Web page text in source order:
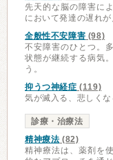
先天的な脳の障害に
において発達の遅れが
全般性不安障害 (98)
不安障害のひとつ。
状態が継続する病気
う。
抑うつ神経症 (119)
気が滅入る、悲しく
診療・治療法
精神療法 (82)
精神療法は、薬剤を